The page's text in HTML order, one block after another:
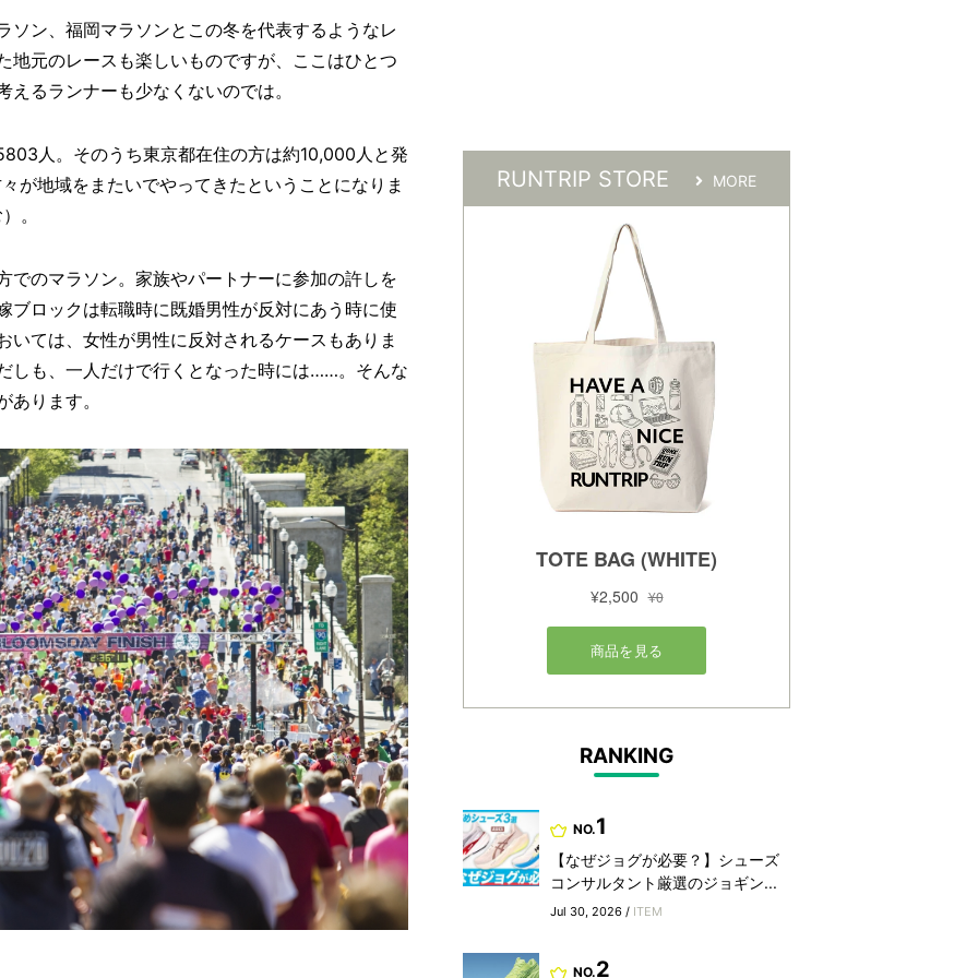
ソン、福岡マラソンとこの冬を代表するようなレ
地元のレースも楽しいものですが、ここはひとつ
るランナーも少なくないのでは。
人。そのうち東京都在住の方は約10,000人と発
が地域をまたいでやってきたということになりま
。
でのマラソン。家族やパートナーに参加の許しを
ブロックは転職時に既婚男性が反対にあう時に使
いては、女性が男性に反対されるケースもありま
しも、一人だけで行くとなった時には……。そんな
ります。
RUNTRIP STORE MORE
RANKING
NO.1
【なぜジョグが必要？】シューズ
コンサルタント厳選のジョギン...
Jul 30, 2026 / ITEM
NO.2